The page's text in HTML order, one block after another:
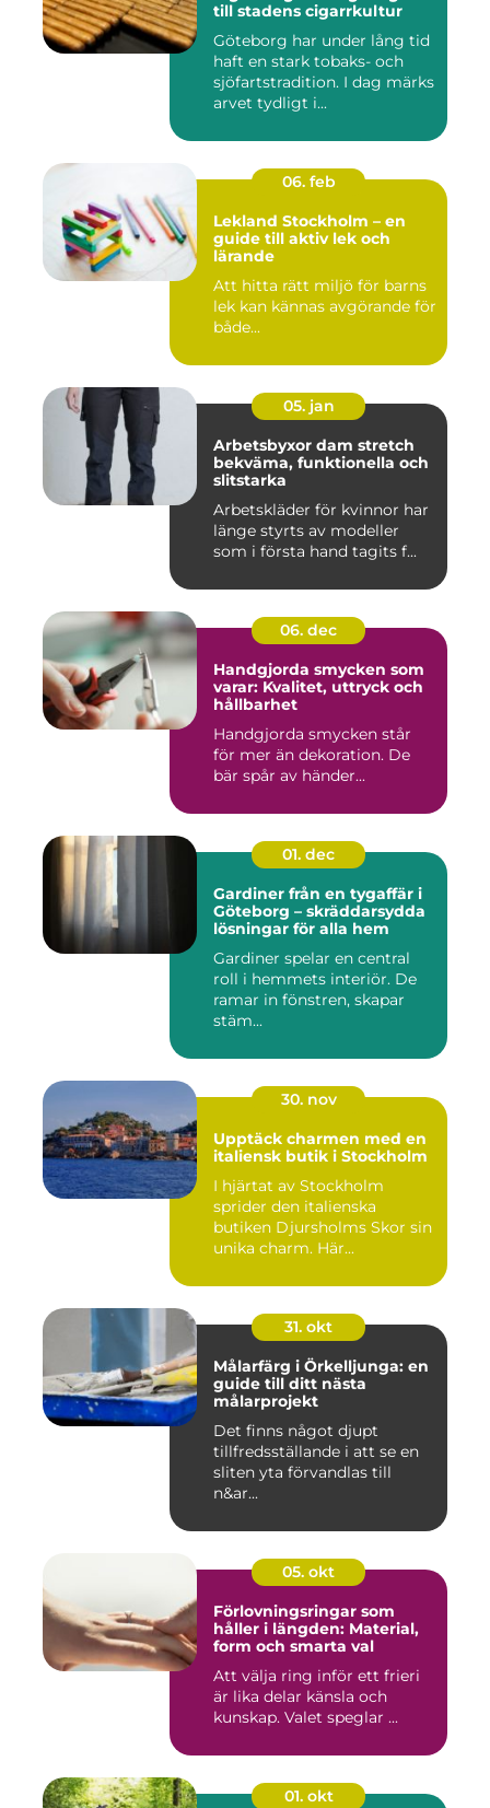
till stadens cigarrkultur
Göteborg har under lång tid
haft en stark tobaks- och
sjöfartstradition. I dag märks
arvet tydligt i...
06. feb
Lekland Stockholm – en
guide till aktiv lek och
lärande
Att hitta rätt miljö för barns
lek kan kännas avgörande för
både...
05. jan
Arbetsbyxor dam stretch
bekväma, funktionella och
slitstarka
Arbetskläder för kvinnor har
länge styrts av modeller
som i första hand tagits f...
06. dec
Handgjorda smycken som
varar: Kvalitet, uttryck och
hållbarhet
Handgjorda smycken står
för mer än dekoration. De
bär spår av händer...
01. dec
Gardiner från en tygaffär i
Göteborg – skräddarsydda
lösningar för alla hem
Gardiner spelar en central
roll i hemmets interiör. De
ramar in fönstren, skapar
stäm...
30. nov
Upptäck charmen med en
italiensk butik i Stockholm
I hjärtat av Stockholm
sprider den italienska
butiken Djursholms Skor sin
unika charm. Här...
31. okt
Målarfärg i Örkelljunga: en
guide till ditt nästa
målarprojekt
Det finns något djupt
tillfredsställande i att se en
sliten yta förvandlas till
n&ar...
05. okt
Förlovningsringar som
håller i längden: Material,
form och smarta val
Att välja ring inför ett frieri
är lika delar känsla och
kunskap. Valet speglar ...
01. okt